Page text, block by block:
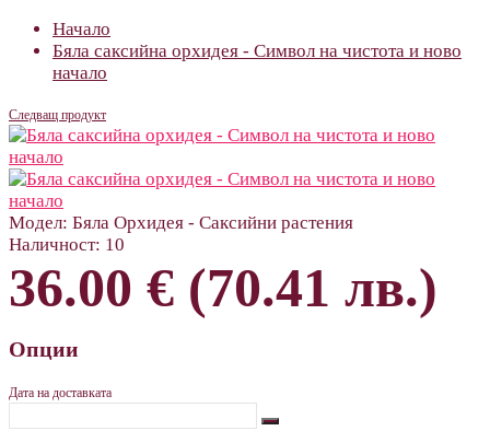
Начало
Бяла саксийна орхидея - Символ на чистота и ново
начало
Следващ продукт
Модел: Бяла Орхидея - Саксийни растения
Наличност: 10
36.00 € (70.41 лв.)
Опции
Дата на доставката